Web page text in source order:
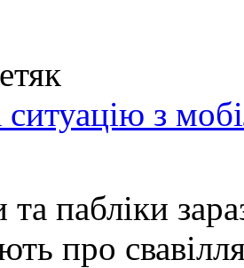
з
та пабліки
про